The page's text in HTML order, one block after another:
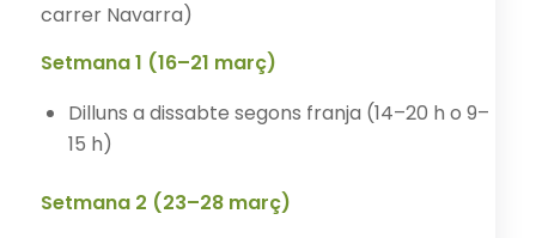
carrer Navarra)
Setmana 1 (16–21 març)
Dilluns a dissabte segons franja (14–20 h o 9–
15 h)
Setmana 2 (23–28 març)